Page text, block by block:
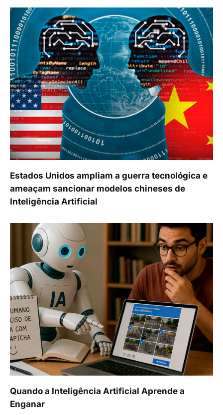
Estados Unidos ampliam a guerra tecnológica e
ameaçam sancionar modelos chineses de
Inteligência Artificial
Quando a Inteligência Artificial Aprende a
Enganar